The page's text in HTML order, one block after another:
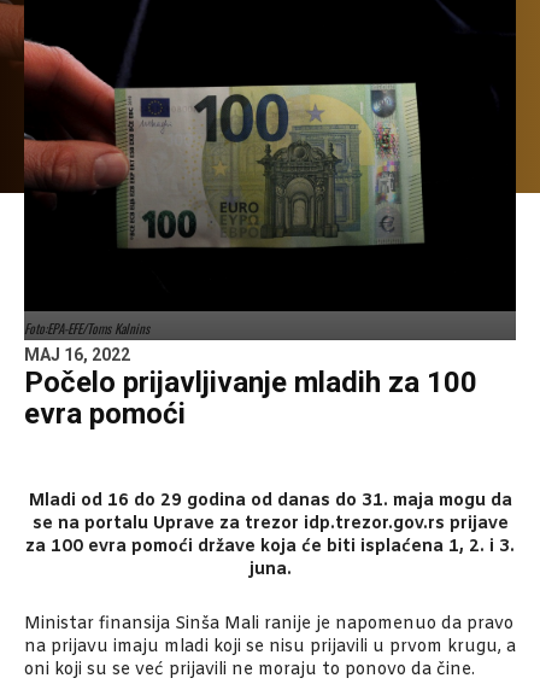
Foto:EPA-EFE/Toms Kalnins
MAJ 16, 2022
Počelo prijavljivanje mladih za 100
evra pomoći
Mladi od 16 do 29 godina od danas do 31. maja mogu da
se na portalu Uprave za trezor idp.trezor.gov.rs prijave
za 100 evra pomoći države koja će biti isplaćena 1, 2. i 3.
juna.
Ministar finansija Sinša Mali ranije je napomenuo da pravo
na prijavu imaju mladi koji se nisu prijavili u prvom krugu, a
oni koji su se već prijavili ne moraju to ponovo da čine.